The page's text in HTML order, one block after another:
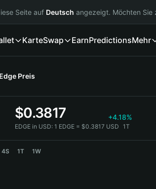
Seite auf Deutsch angezeigt. Möchten Sie
KarteSwap EarnPredictionsMehr
Edge Preis
$0.3817 +4.18%
EDGE in USD: 1 EDGE = $0.3817 USD 1T
4S 1T 1W